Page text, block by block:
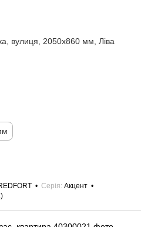
вулиця, 2050х860 мм, Ліва
Серія Акцент